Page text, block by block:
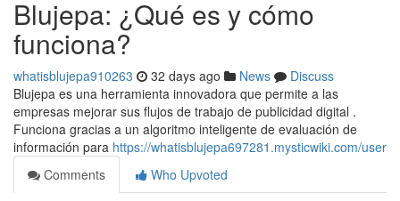
Blujepa: ¿Qué es y cómo
funciona?
whatisblujepa910263 32 days ago News
Discuss
Blujepa es una herramienta innovadora que permite a las
empresas mejorar sus flujos de trabajo de publicidad digital .
Funciona gracias a un algoritmo inteligente de evaluación de
información para https://whatisblujepa697281.mysticwiki.com/user
Comments
Who Upvoted